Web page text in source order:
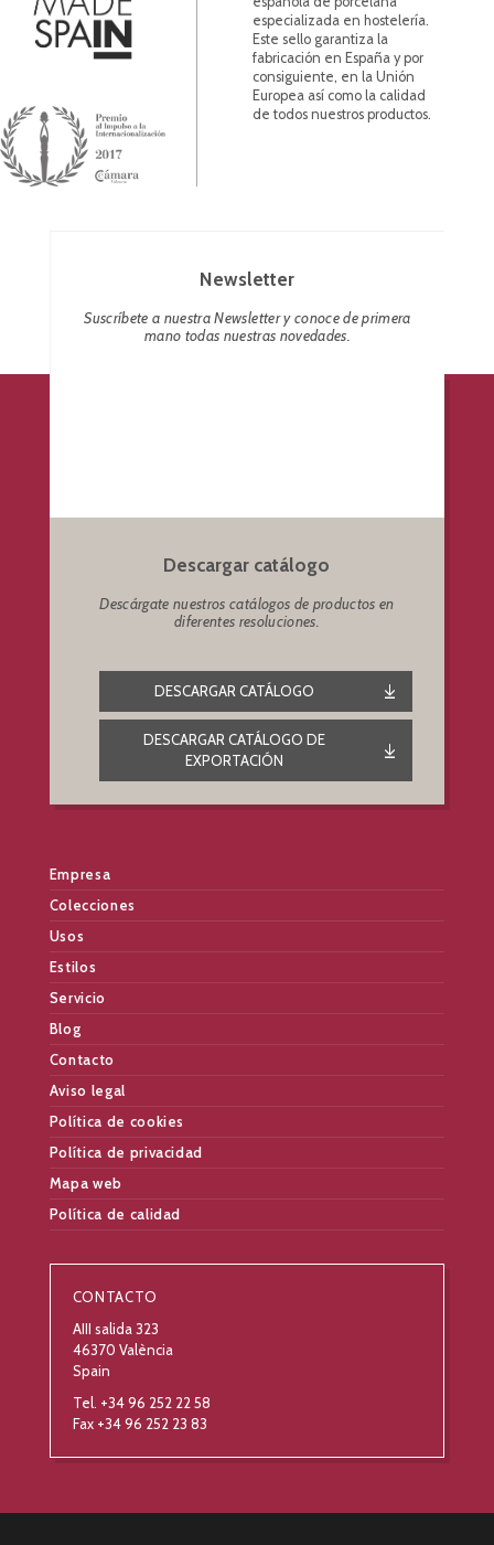
especializada en hostelería.
Este sello garantiza la
fabricación en España y por
consiguiente, en la Unión
Europea así como la calidad
de todos nuestros productos.
Newsletter
Suscríbete a nuestra Newsletter y conoce de primera
mano todas nuestras novedades.
Descargar catálogo
Descárgate nuestros catálogos de productos en
diferentes resoluciones.
DESCARGAR CATÁLOGO
DESCARGAR CATÁLOGO DE
EXPORTACIÓN
Empresa
Colecciones
Usos
Estilos
Servicio
Blog
Contacto
Aviso legal
Política de cookies
Política de privacidad
Mapa web
Política de calidad
CONTACTO
AIII salida 323
46370 València
Spain
Tel. +34 96 252 22 58
Fax +34 96 252 23 83